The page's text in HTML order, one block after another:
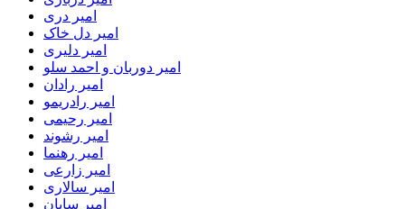
امیر دری
امیر دل خاک
امیر دلیری
امیر دوربان و احمد سلو
امیر رادان
امیر رادریمو
امیر رحیمی
امیر رشوند
امیر رهنما
امیر زارعی
امیر سالاری
امیر سایان